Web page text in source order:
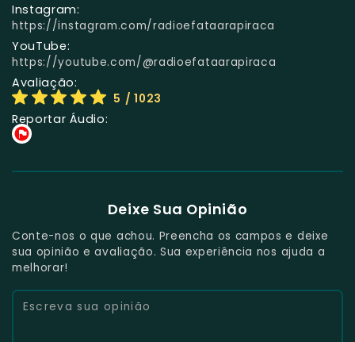
Instagram:
https://instagram.com/radioefataarapiraca
YouTube:
https://youtube.com/@radioefataarapiraca
Avaliação:
5 / 1023
Reportar Áudio:
Deixe Sua Opinião
Conte-nos o que achou. Preencha os campos e deixe
sua opinião e avaliação. Sua experiência nos ajuda a
melhorar!